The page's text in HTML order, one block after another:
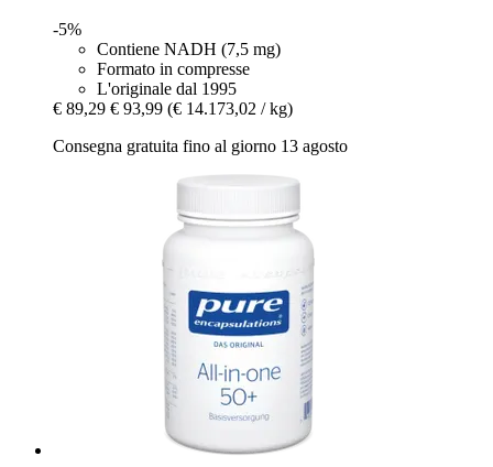
-5%
Contiene NADH (7,5 mg)
Formato in compresse
L'originale dal 1995
€ 89,29 € 93,99 (€ 14.173,02 / kg)
Consegna gratuita fino al giorno 13 agosto